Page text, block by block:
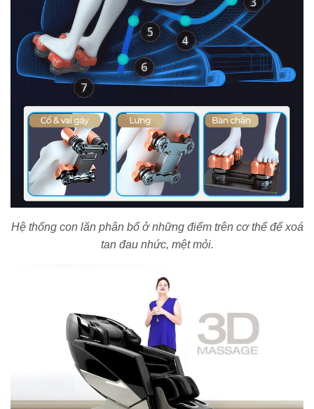
Hệ thống con lăn phân bổ ở những điểm trên cơ thể để xoá
tan đau nhức, mệt mỏi.